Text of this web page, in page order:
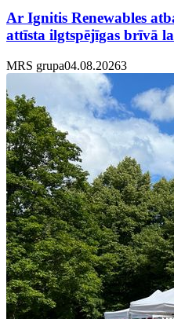
Ar Ignitis Renewables
attīsta ilgtspējīgas brīvā
MRS grupa04.08.20263